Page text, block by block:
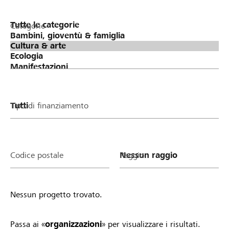
Categorie
Tipo di finanziamento
Codice postale Raggio
Nessun progetto trovato.
Passa ai «organizzazioni» per visualizzare i risultati.